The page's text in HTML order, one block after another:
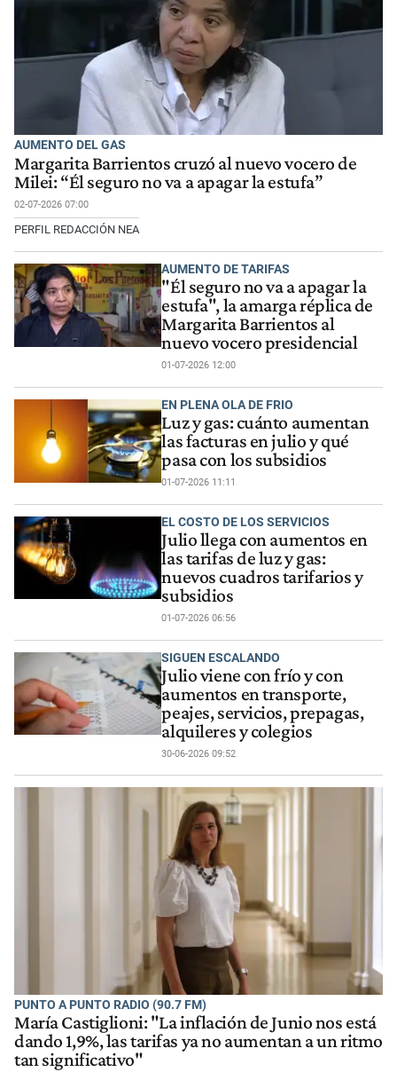
AUMENTO DEL GAS
Margarita Barrientos cruzó al nuevo vocero de
Milei: “Él seguro no va a apagar la estufa”
02-07-2026 07:00
PERFIL REDACCIÓN NEA
AUMENTO DE TARIFAS
"Él seguro no va a apagar la
estufa", la amarga réplica de
Margarita Barrientos al
nuevo vocero presidencial
01-07-2026 12:00
EN PLENA OLA DE FRIO
Luz y gas: cuánto aumentan
las facturas en julio y qué
pasa con los subsidios
01-07-2026 11:11
EL COSTO DE LOS SERVICIOS
Julio llega con aumentos en
las tarifas de luz y gas:
nuevos cuadros tarifarios y
subsidios
01-07-2026 06:56
SIGUEN ESCALANDO
Julio viene con frío y con
aumentos en transporte,
peajes, servicios, prepagas,
alquileres y colegios
30-06-2026 09:52
PUNTO A PUNTO RADIO (90.7 FM)
María Castiglioni: "La inflación de Junio nos está
dando 1,9%, las tarifas ya no aumentan a un ritmo
tan significativo"